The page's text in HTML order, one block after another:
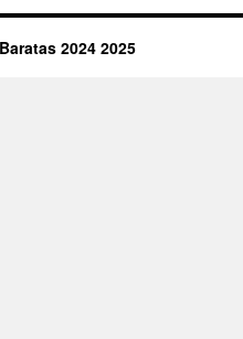
2024 2025